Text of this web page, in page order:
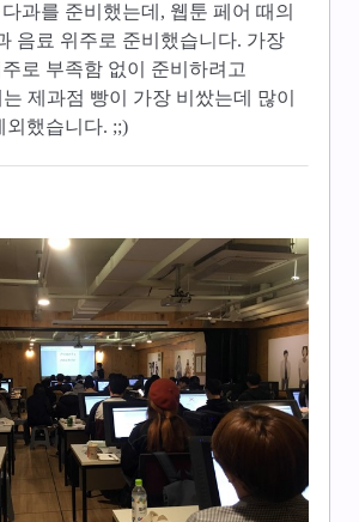
과를 준비했는데, 웹툰 페어 때의
음료 위주로 준비했습니다. 가장
로 부족함 없이 준비하려고
제과점 빵이 가장 비쌌는데 많이
외했습니다. ;;)